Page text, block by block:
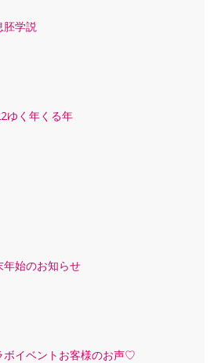
胚学説
ゆく年くる年
年始のお知らせ
ボイベントお客様のお声♡